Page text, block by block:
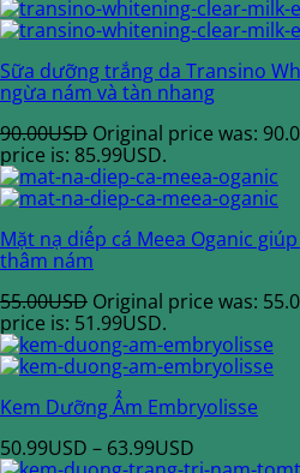
Sữa dưỡng trắng da Transino
ngừa nám và tàn nhang
90.00USD Original price was:
price is: 85.99USD.
Mặt nạ diếp cá Meea Oganic
thâm nám
55.00USD Original price was:
price is: 51.99USD.
Kem Dưỡng Ẩm Embryolisse
50.99USD – 63.99USD